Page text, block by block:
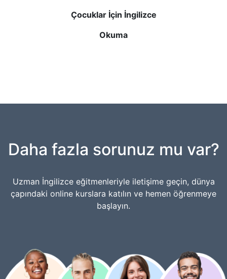
Çocuklar İçin İngilizce
Okuma
Daha fazla sorunuz mu var?
Uzman İngilizce eğitmenleriyle iletişime geçin, dünya
çapındaki online kurslara katılın ve hemen öğrenmeye
başlayın.